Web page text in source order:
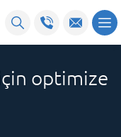
optimize